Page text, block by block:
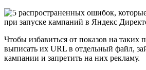
Чтобы избавиться от показов на таких
выписать их URL в отдельный файл,
кампании и запретить на них рекламу.